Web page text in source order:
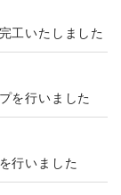
工いたしました
を行いました
行いました